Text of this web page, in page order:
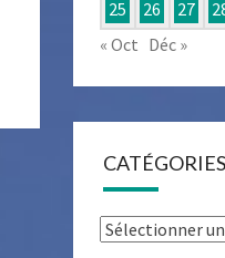
25
26 27
« Oct Déc »
CATÉGORIES
Catégories